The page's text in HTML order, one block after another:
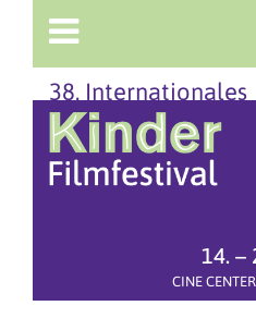
38. Internationales
14. –
CINE